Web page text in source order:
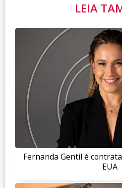
LEIA
Fernanda Gentil é
EUA